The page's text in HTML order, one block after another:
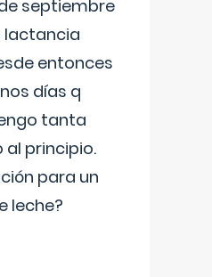
septiembre
lactancia
entonces
días q
tanta
al principio.
para un
leche?